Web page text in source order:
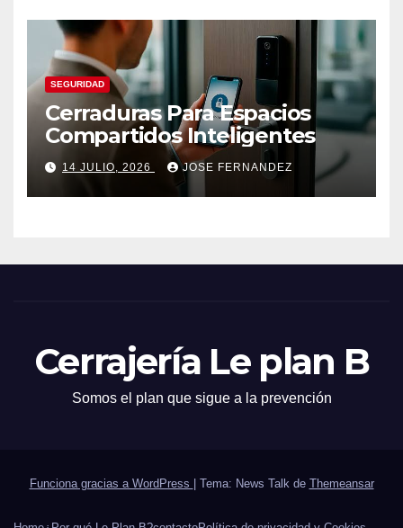
SEGURIDAD
Cerraduras Para Espacios
Compartidos Inteligentes
14 JULIO, 2026 JOSE FERNANDEZ
Cerrajería Le plan B
Somos el plan que sigue a la prevención
Funciona gracias a WordPress Tema: News Talk de Themeansar